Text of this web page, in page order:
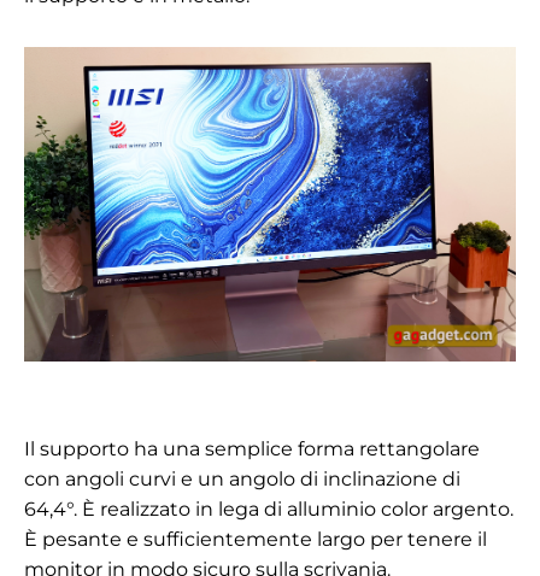
Il supporto ha una semplice forma rettangolare
con angoli curvi e un angolo di inclinazione di
64,4°. È realizzato in lega di alluminio color argento.
È pesante e sufficientemente largo per tenere il
monitor in modo sicuro sulla scrivania.